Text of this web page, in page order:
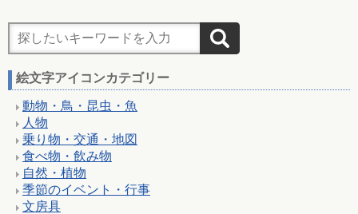
絵文字アイコンカテゴリー
動物・鳥・昆虫・魚
人物
乗り物・交通・地図
食べ物・飲み物
自然・植物
季節のイベント・行事
文房具